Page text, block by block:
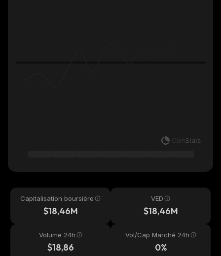
Capitalisation boursière
$18,46M
VED
$18,46M
Volume 24h
$18,86
Vol/Cap Marché 24h
0%